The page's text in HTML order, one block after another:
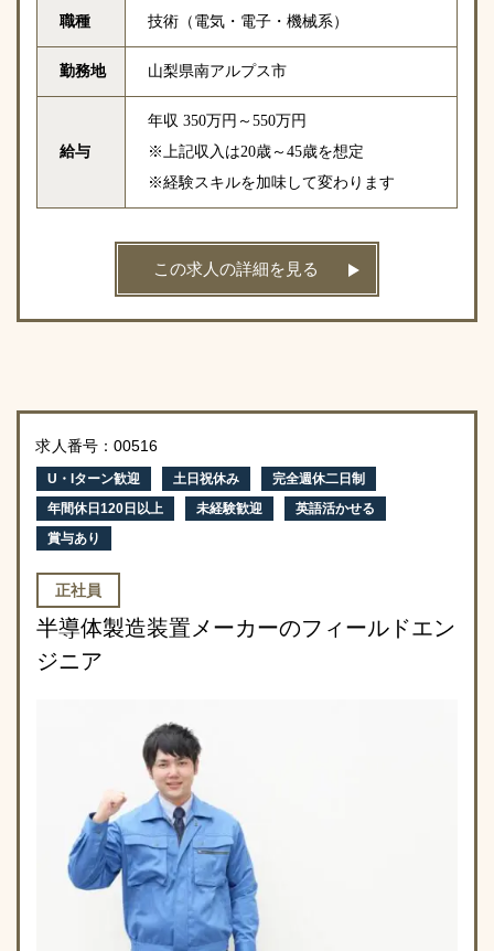
職種 技術（電気・電子・機械系）
勤務地 山梨県南アルプス市
給与
年収 350万円～550万円
※上記収入は20歳～45歳を想定
※経験スキルを加味して変わります
この求人の詳細を見る
求人番号：00516
U・Iターン歓迎 土日祝休み
完全週休二日制
年間休日120日以上
未経験歓迎
英語活かせる
賞与あり
正社員
半導体製造装置メーカーのフィールドエン
ジニア